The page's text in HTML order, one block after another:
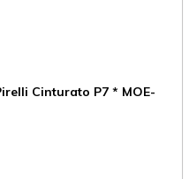
Cinturato P7 * MOE-